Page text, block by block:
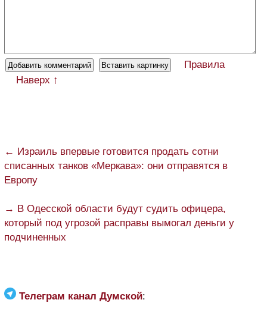
Правила
Наверх ↑
← Израиль впервые готовится продать сотни
списанных танков «Меркава»: они отправятся в
Европу
→ В Одесской области будут судить офицера,
который под угрозой расправы вымогал деньги у
подчиненных
Телеграм канал Думской: